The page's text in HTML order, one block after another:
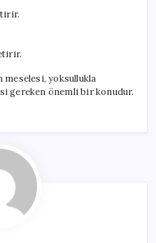
meselesi, yoksullukla
gereken önemli bir konudur.